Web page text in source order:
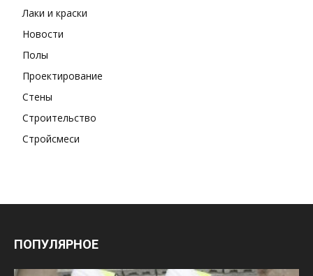
Лаки и краски
Новости
Полы
Проектирование
Стены
Строительство
Стройсмеси
ПОПУЛЯРНОЕ